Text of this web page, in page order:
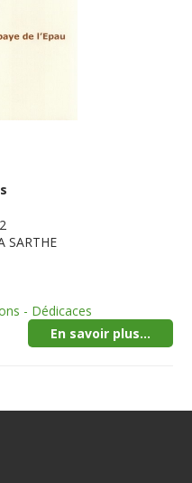
SARTHE
- Dédicaces
En savoir plus...